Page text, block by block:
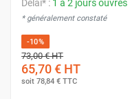
Délai* : 1 à 2 jours ouvrés
* généralement constaté
-10%
73,00 €HT
65,70 € HT
soit 78,84 € TTC